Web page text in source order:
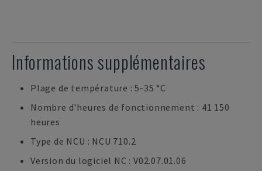
Informations supplémentaires
Plage de température : 5-35 °C
Nombre d'heures de fonctionnement : 41 150
heures
Type de NCU : NCU 710.2
Version du logiciel NC : V02.07.01.06